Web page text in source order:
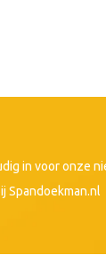
in voor onze
Spandoekman.nl